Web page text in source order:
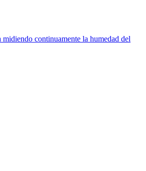
continuamente la humedad del